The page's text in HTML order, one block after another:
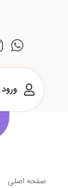
ورود
صفحه اصلی